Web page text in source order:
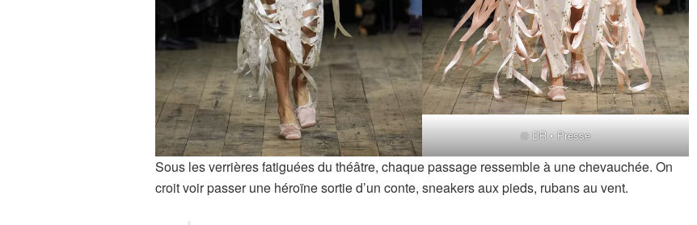
© DR • Presse
Sous les verrières fatiguées du théâtre, chaque passage ressemble à une chevauchée. On
croit voir passer une héroïne sortie d’un conte, sneakers aux pieds, rubans au vent.